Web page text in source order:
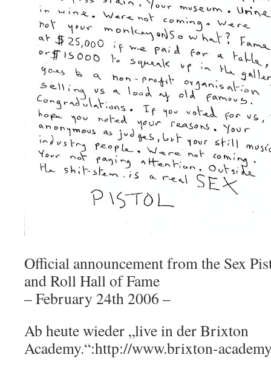
Official announcement from the Sex
and Roll Hall of Fame
– February 24th 2006 –
Ab heute wieder „live in der Brixton
Academy.“:http://www.brixton-